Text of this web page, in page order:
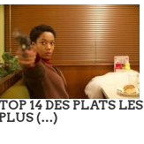
14 DES PLATS LES
PLUS (…)